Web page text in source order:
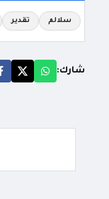
سلالم تقدير
شارك: